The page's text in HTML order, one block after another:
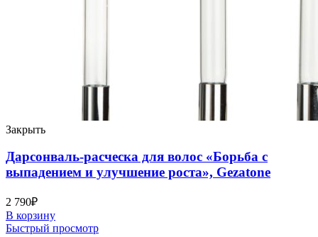
Закрыть
Дарсонваль-расческа для волос «Борьба с
выпадением и улучшение роста», Gezatone
2 790₽
В корзину
Быстрый просмотр